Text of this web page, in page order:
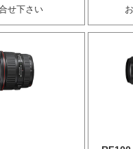
せ下さい